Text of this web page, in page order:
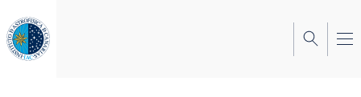
al
contenido
principal